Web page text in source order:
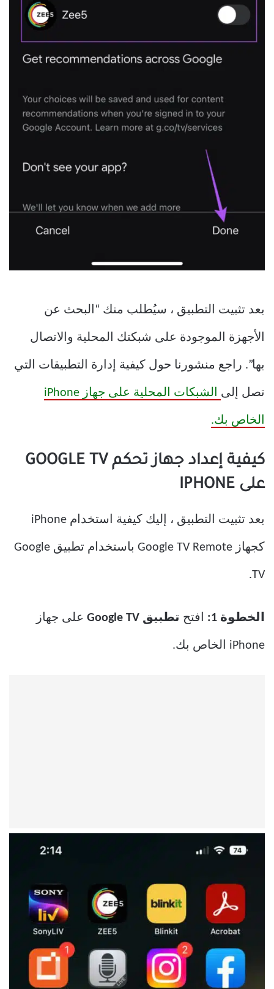
بعد تثبيت التطبيق ، سيُطلب منك “البحث عن
الأجهزة الموجودة على شبكتك المحلية والاتصال
بها”. راجع منشورنا حول كيفية إدارة التطبيقات التي
تصل إلى الشبكات المحلية على جهاز iPhone
الخاص بك.
كيفية إعداد جهاز تحكم GOOGLE TV
على IPHONE
بعد تثبيت التطبيق ، إليك كيفية استخدام iPhone
كجهاز Google TV Remote باستخدام تطبيق Google
TV.
الخطوة 1: افتح تطبيق Google TV على جهاز
iPhone الخاص بك.